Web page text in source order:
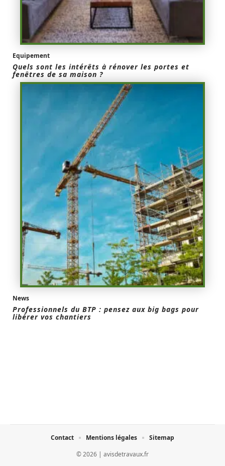
Equipement
Quels sont les intérêts à rénover les portes et
fenêtres de sa maison ?
News
Professionnels du BTP : pensez aux big bags pour
libérer vos chantiers
© 2026 | avisdetravaux.fr
Contact Mentions légales Sitemap